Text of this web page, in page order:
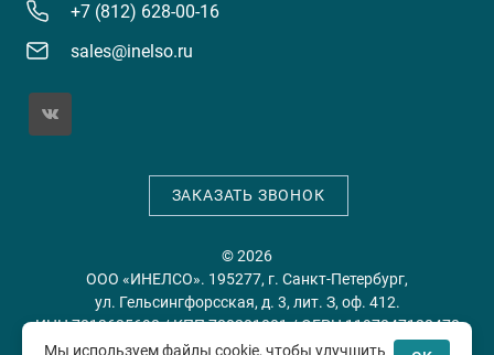
+7 (812) 628-00-16
sales@inelso.ru
ЗАКАЗАТЬ ЗВОНОК
© 2026
ООО «ИНЕЛСО». 195277, г. Санкт-Петербург,
ул. Гельсингфорсская, д. 3, лит. З, оф. 412.
ИНН 7813635698 / КПП 780201001 / ОГРН 1197847128478
Мы используем файлы cookie, чтобы улучшить